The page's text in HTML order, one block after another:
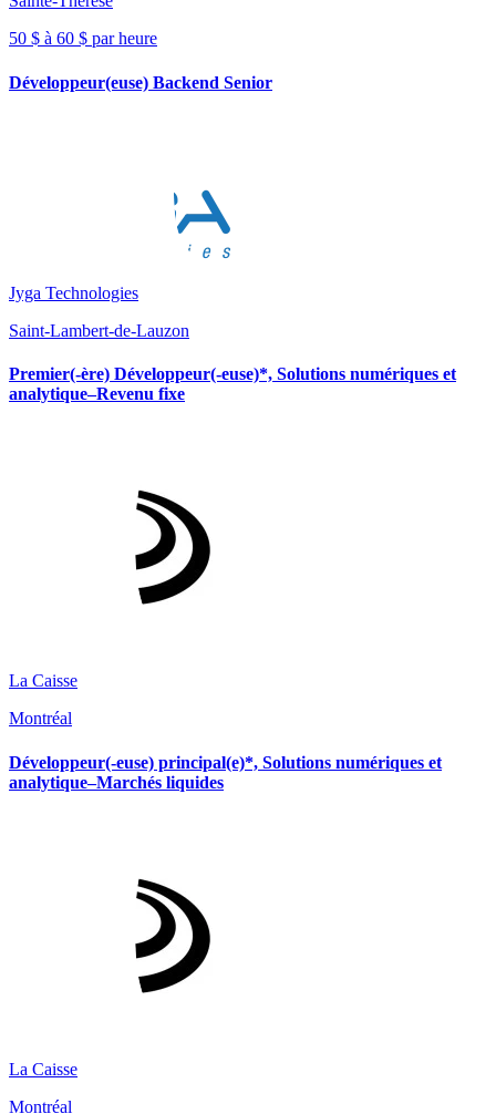
50 $ à 60 $ par heure
Développeur(euse) Backend Senior
Jyga Technologies
Saint-Lambert-de-Lauzon
Premier(-ère) Développeur(-euse)*, Solutions numériques et
analytique–Revenu fixe
La Caisse
Montréal
Développeur(-euse) principal(e)*, Solutions numériques et
analytique–Marchés liquides
La Caisse
Montréal